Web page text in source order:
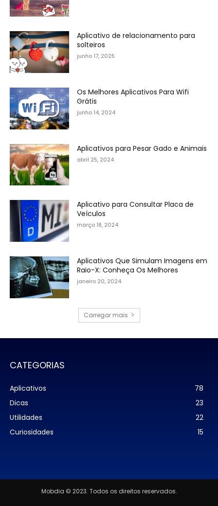
Aplicativo de relacionamento para
solteiros
junho 17, 2025
Os Melhores Aplicativos Para Wifi
Grátis
junho 14, 2024
Aplicativos para Pesar Gado e Animais
abril 25, 2024
Aplicativo para Consultar Placa de
Veículos
março 18, 2024
Aplicativos Que Simulam Imagens em
Raio-X: Conheça Os Melhores
janeiro 20, 2024
Carregar mais
CATEGORIAS
Aplicativos
78
Dicas
23
Utilidades
22
Curiosidades
15
Mobdia © 2023. Todos os direitos reservados.